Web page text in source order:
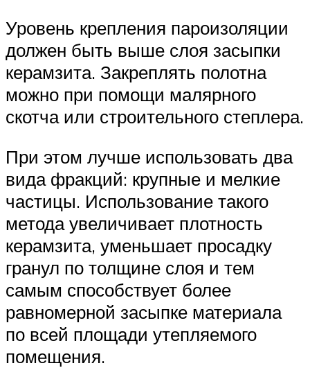
Уровень крепления пароизоляции
должен быть выше слоя засыпки
керамзита. Закреплять полотна
можно при помощи малярного
скотча или строительного степлера.
При этом лучше использовать два
вида фракций: крупные и мелкие
частицы. Использование такого
метода увеличивает плотность
керамзита, уменьшает просадку
гранул по толщине слоя и тем
самым способствует более
равномерной засыпке материала
по всей площади утепляемого
помещения.